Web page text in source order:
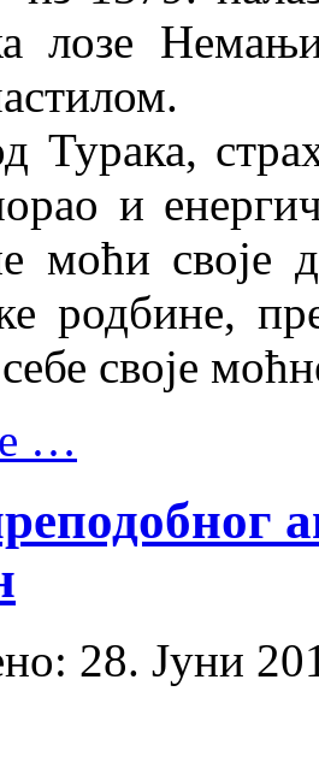
лозе
Турака,
и
моћи своје
родбине,
своје
…
28. Јуни